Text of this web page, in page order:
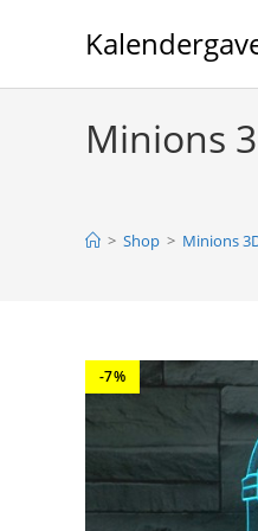
Minions
> Shop > Minions
-7%